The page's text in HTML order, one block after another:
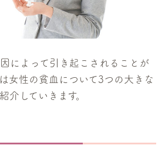
によって引き起こされることが
女性の貧血について3つの大きな
介していきます。